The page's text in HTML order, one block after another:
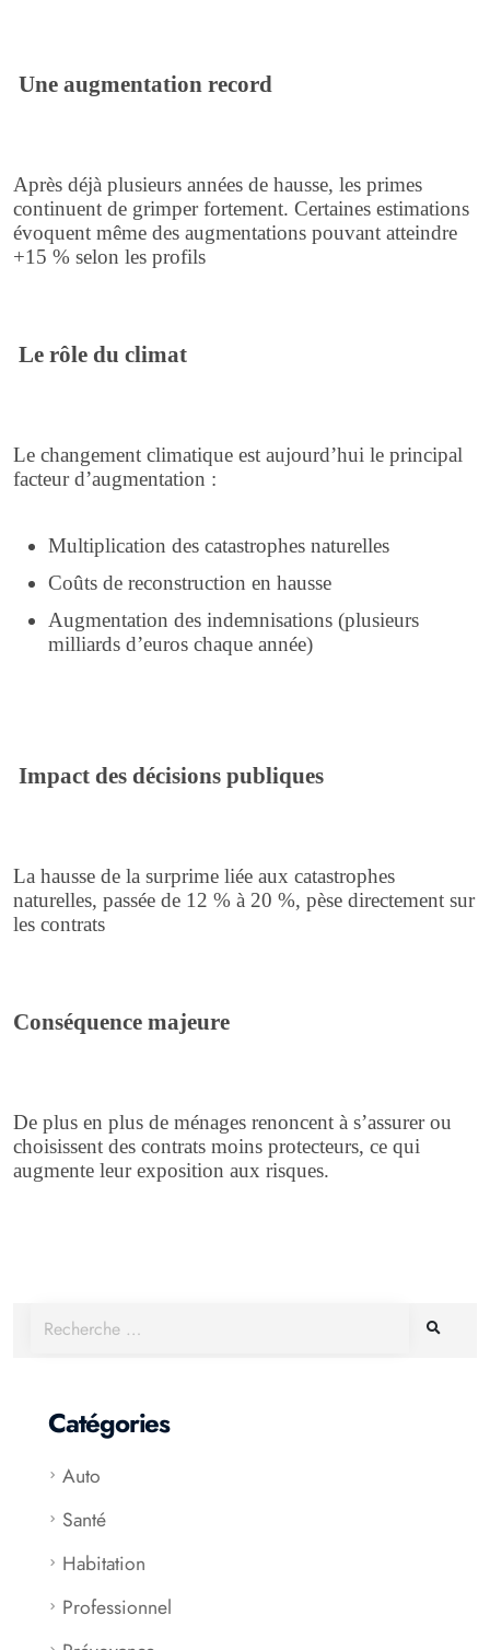
Catégories
Auto
Santé
Habitation
Professionnel
Une augmentation record
Après déjà plusieurs années de hausse, les primes
continuent de grimper fortement. Certaines estimations
évoquent même des augmentations pouvant atteindre
+15 % selon les profils
Le rôle du climat
Le changement climatique est aujourd’hui le principal
facteur d’augmentation :
Multiplication des catastrophes naturelles
Coûts de reconstruction en hausse
Augmentation des indemnisations (plusieurs
milliards d’euros chaque année)
Impact des décisions publiques
La hausse de la surprime liée aux catastrophes
naturelles, passée de 12 % à 20 %, pèse directement sur
les contrats
Conséquence majeure
De plus en plus de ménages renoncent à s’assurer ou
choisissent des contrats moins protecteurs, ce qui
augmente leur exposition aux risques.